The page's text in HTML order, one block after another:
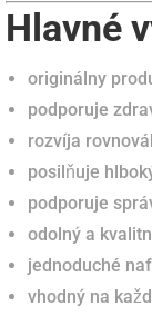
Hlavné
originálny
podporuje
rozvíja
posilňuje
podporuje
odolný a
jednoduché
vhodný na